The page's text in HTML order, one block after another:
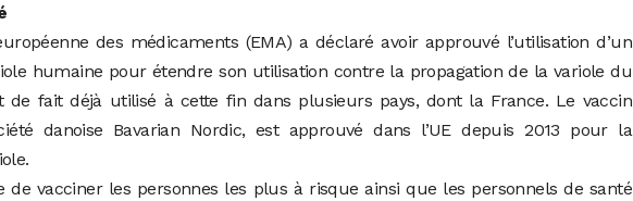
des médicaments (EMA) a déclaré avoir approuvé l’utilisation d’un
humaine pour étendre son utilisation contre la propagation de la variole du
de fait déjà utilisé à cette fin dans plusieurs pays, dont la France. Le vaccin
danoise Bavarian Nordic, est approuvé dans l’UE depuis 2013 pour la
de vacciner les personnes les plus à risque ainsi que les personnels de santé